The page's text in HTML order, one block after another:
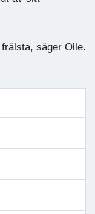
säger Olle.